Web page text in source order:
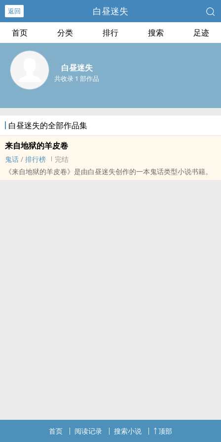
返回 白昼迷失
首页 分类 排行 搜索 足迹
白昼迷失
共收录 1 部作品
白昼迷失的全部作品集
来自地狱的羊皮卷
鬼话 / 排行榜
完结
《来自地狱的羊皮卷》是由白昼迷失创作的一本鬼话类型小说书籍。
首页 阅读记录 搜索小说 顶部